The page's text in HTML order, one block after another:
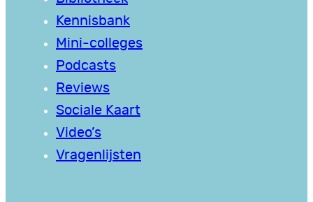
Kennisbank
Mini-colleges
Podcasts
Reviews
Sociale Kaart
Video’s
Vragenlijsten